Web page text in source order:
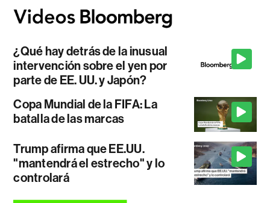
¿Qué hay detrás de la inusual
intervención sobre el yen por
parte de EE. UU. y Japón?
Copa Mundial de la FIFA: La
batalla de las marcas
Trump afirma que EE.UU.
"mantendrá el estrecho" y lo
controlará